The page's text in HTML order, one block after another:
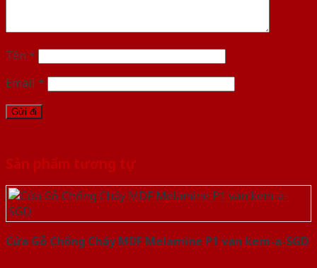
Tên *
Email *
Sản phẩm tương tự
Cửa Gỗ Chống Cháy MDF Melamine P1 van kem-a-SGD